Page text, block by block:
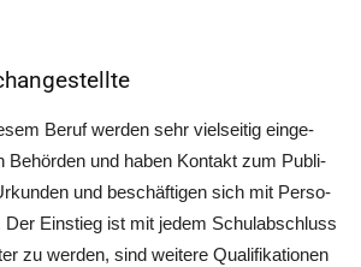
Beruf wer­den sehr viel­sei­tig ein­ge­
Behör­den und haben Kon­takt zum Publi­
und beschäf­ti­gen sich mit Per­so­
Der Ein­stieg ist mit jedem Schul­ab­schluss
zu wer­den, sind wei­te­re Qua­li­fi­ka­tio­nen